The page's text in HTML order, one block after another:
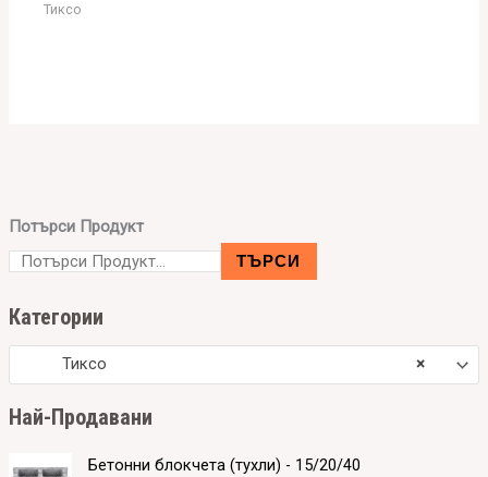
Потърси Продукт
ТЪРСИ
Категории
×
Тиксо
Hай-Продавани
Бетонни блокчета (тухли) - 15/20/40
Тиксо